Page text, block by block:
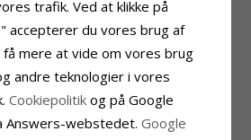
HAR KØBT DENNE HAR
KØBT
trafik. Ved at klikke på
accepterer du vores brug af
få mere at vide om vores brug
andre teknologier i vores
Cookiepolitik og på Google
Answers-webstedet. Google